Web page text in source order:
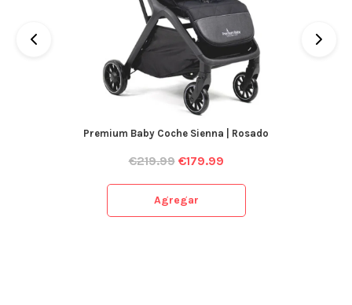
Premium Baby Coche Sienna | Rosado
€219.99 €179.99
Agregar